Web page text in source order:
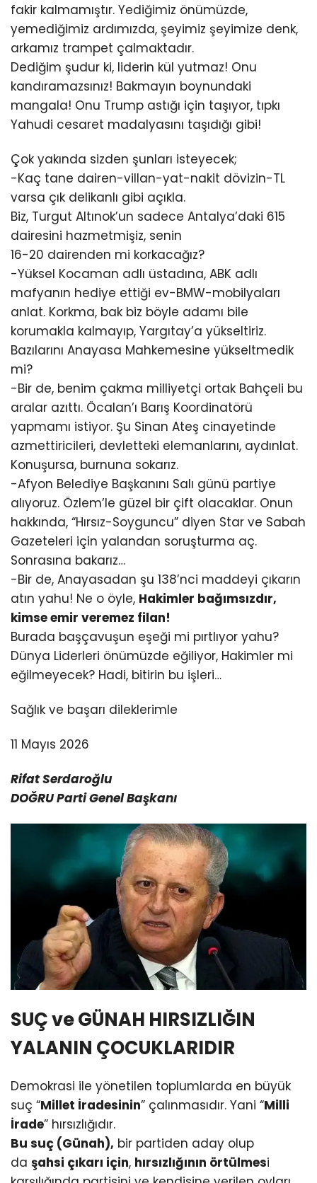
fakir kalmamıştır. Yediğimiz önümüzde,
yemediğimiz ardımızda, şeyimiz şeyimize denk,
arkamız trampet çalmaktadır.
Dediğim şudur ki, liderin kül yutmaz! Onu
kandıramazsınız! Bakmayın boynundaki
mangala! Onu Trump astığı için taşıyor, tıpkı
Yahudi cesaret madalyasını taşıdığı gibi!
Çok yakında sizden şunları isteyecek;
-Kaç tane dairen-villan-yat-nakit dövizin-TL
varsa çık delikanlı gibi açıkla.
Biz, Turgut Altınok’un sadece Antalya’daki 615
dairesini hazmetmişiz, senin
16-20 dairenden mi korkacağız?
-Yüksel Kocaman adlı üstadına, ABK adlı
mafyanın hediye ettiği ev-BMW-mobilyaları
anlat. Korkma, bak biz böyle adamı bile
korumakla kalmayıp, Yargıtay’a yükseltiriz.
Bazılarını Anayasa Mahkemesine yükseltmedik
mi?
-Bir de, benim çakma milliyetçi ortak Bahçeli bu
aralar azıttı. Öcalan’ı Barış Koordinatörü
yapmamı istiyor. Şu Sinan Ateş cinayetinde
azmettiricileri, devletteki elemanlarını, aydınlat.
Konuşursa, burnuna sokarız.
-Afyon Belediye Başkanını Salı günü partiye
alıyoruz. Özlem’le güzel bir çift olacaklar. Onun
hakkında, “Hırsız-Soyguncu” diyen Star ve Sabah
Gazeteleri için yalandan soruşturma aç.
Sonrasına bakarız…
-Bir de, Anayasadan şu 138’nci maddeyi çıkarın
atın yahu! Ne o öyle, Hakimler bağımsızdır,
kimse emir veremez filan!
Burada başçavuşun eşeği mi pırtlıyor yahu?
Dünya Liderleri önümüzde eğiliyor, Hakimler mi
eğilmeyecek? Hadi, bitirin bu işleri…
Sağlık ve başarı dileklerimle
11 Mayıs 2026
Rifat Serdaroğlu
DOĞRU Parti Genel Başkanı
SUÇ ve GÜNAH HIRSIZLIĞIN
YALANIN ÇOCUKLARIDIR
Demokrasi ile yönetilen toplumlarda en büyük
suç “Millet İradesinin” çalınmasıdır. Yani “Milli
İrade” hırsızlığıdır.
Bu suç (Günah), bir partiden aday olup
da şahsi çıkarı için, hırsızlığının örtülmesi